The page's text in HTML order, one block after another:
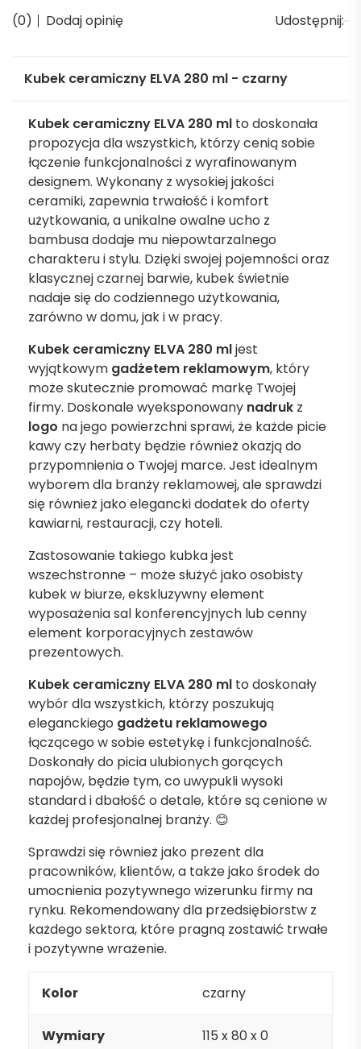
(0) Dodaj opinię Udostępnij:
Kubek ceramiczny ELVA 280 ml - czarny
Kubek ceramiczny ELVA 280 ml to doskonała
propozycja dla wszystkich, którzy cenią sobie
łączenie funkcjonalności z wyrafinowanym
designem. Wykonany z wysokiej jakości
ceramiki, zapewnia trwałość i komfort
użytkowania, a unikalne owalne ucho z
bambusa dodaje mu niepowtarzalnego
charakteru i stylu. Dzięki swojej pojemności oraz
klasycznej czarnej barwie, kubek świetnie
nadaje się do codziennego użytkowania,
zarówno w domu, jak i w pracy.
Kubek ceramiczny ELVA 280 mljest
wyjątkowym gadżetem reklamowym, który
może skutecznie promować markę Twojej
firmy. Doskonale wyeksponowany nadruk z
logo na jego powierzchni sprawi, że każde picie
kawy czy herbaty będzie również okazją do
przypomnienia o Twojej marce. Jest idealnym
wyborem dla branży reklamowej, ale sprawdzi
się również jako elegancki dodatek do oferty
kawiarni, restauracji, czy hoteli.
Zastosowanie takiego kubka jest
wszechstronne – może służyć jako osobisty
kubek w biurze, ekskluzywny element
wyposażenia sal konferencyjnych lub cenny
element korporacyjnych zestawów
prezentowych.
Kubek ceramiczny ELVA 280 ml to doskonały
wybór dla wszystkich, którzy poszukują
eleganckiego gadżetu reklamowego
łączącego w sobie estetykę i funkcjonalność.
Doskonały do picia ulubionych gorących
napojów, będzie tym, co uwypukli wysoki
standard i dbałość o detale, które są cenione w
każdej profesjonalnej branży. 😊
Sprawdzi się również jako prezent dla
pracowników, klientów, a także jako środek do
umocnienia pozytywnego wizerunku firmy na
rynku. Rekomendowany dla przedsiębiorstw z
każdego sektora, które pragną zostawić trwałe
i pozytywne wrażenie.
Kolor czarny
Wymiary 115 x 80 x 0